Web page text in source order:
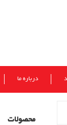
درباره ما
محصولات